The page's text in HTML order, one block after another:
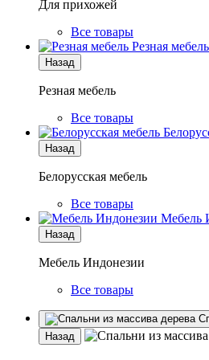
Для прихожей
Все товары
Резная мебель
Назад
Резная мебель
Все товары
Назад
Белорусская мебель
Все товары
Мебель
Назад
Мебель Индонезии
Все товары
Назад